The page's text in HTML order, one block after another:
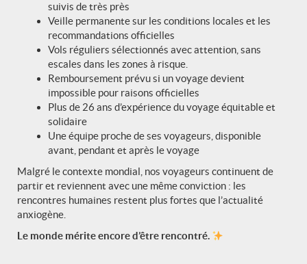
Le monastère de Mune
Petit monastère Gelugpa entouré de maisons
monastiques, Mune est dédié àMaitreya, le Bouddha
du futur. Sa salle de prière colorée et sa bibliothèque
témoignent de la vitalité spirituelle de la vallée,
même dans les établissements les plus modestes.
suivis de très près
Veille permanente sur les conditions locales et les
recommandations officielles
Vols réguliers sélectionnés avec attention, sans
escales dans les zones à risque.
Remboursement prévu si un voyage devient
impossible pour raisons officielles
Plus de 26 ans d’expérience du voyage équitable et
solidaire
Une équipe proche de ses voyageurs, disponible
avant, pendant et après le voyage
Malgré le contexte mondial, nos voyageurs continuent de
partir et reviennent avec une même conviction : les
rencontres humaines restent plus fortes que l’actualité
anxiogène.
Le monde mérite encore d’être rencontré.